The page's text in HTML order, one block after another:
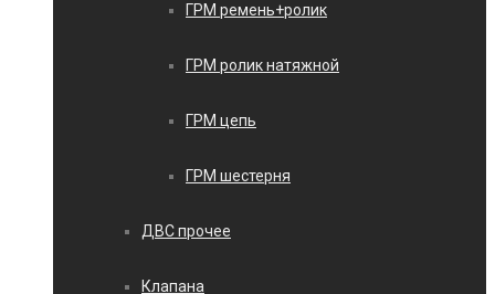
ГРМ ремень+ролик
ГРМ ролик натяжной
ГРМ цепь
ГРМ шестерня
ДВС прочее
Клапана